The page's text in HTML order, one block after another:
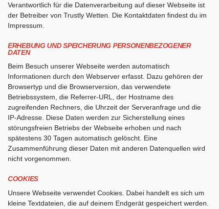
Verantwortlich für die Datenverarbeitung auf dieser Webseite ist
der Betreiber von Trustly Wetten. Die Kontaktdaten findest du im
Impressum.
ERHEBUNG UND SPEICHERUNG PERSONENBEZOGENER
DATEN
Beim Besuch unserer Webseite werden automatisch
Informationen durch den Webserver erfasst. Dazu gehören der
Browsertyp und die Browserversion, das verwendete
Betriebssystem, die Referrer-URL, der Hostname des
zugreifenden Rechners, die Uhrzeit der Serveranfrage und die
IP-Adresse. Diese Daten werden zur Sicherstellung eines
störungsfreien Betriebs der Webseite erhoben und nach
spätestens 30 Tagen automatisch gelöscht. Eine
Zusammenführung dieser Daten mit anderen Datenquellen wird
nicht vorgenommen.
COOKIES
Unsere Webseite verwendet Cookies. Dabei handelt es sich um
kleine Textdateien, die auf deinem Endgerät gespeichert werden.